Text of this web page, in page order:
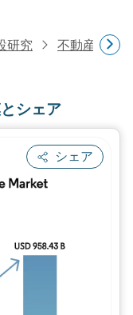
研究 不動産研究
シェア
シェア